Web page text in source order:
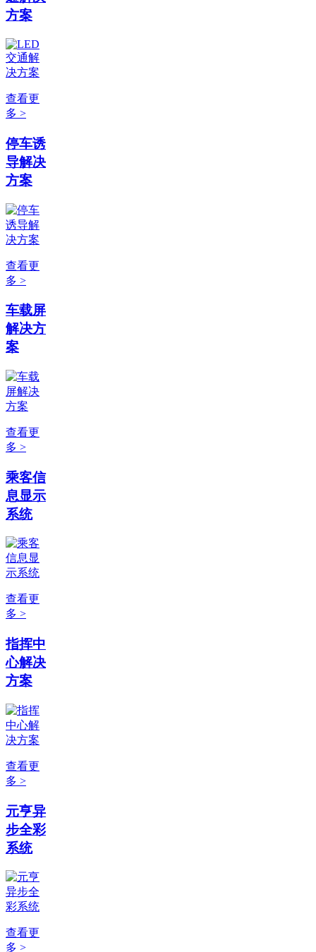
方案
查看更
多 >
停车诱
导解决
方案
查看更
多 >
车载屏
解决方
案
查看更
多 >
乘客信
息显示
系统
查看更
多 >
指挥中
心解决
方案
查看更
多 >
元亨异
步全彩
系统
查看更
多 >